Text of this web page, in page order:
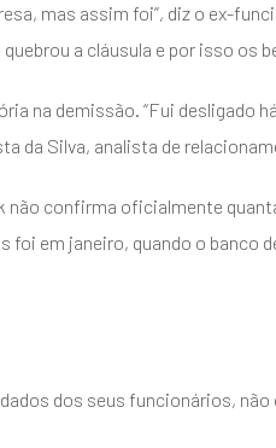
mas assim foi”, diz o ex-
a cláusula e por isso os
na demissão. “Fui desligado
da Silva, analista de
não confirma oficialmente
foi em janeiro, quando o banco
dos seus funcionários,